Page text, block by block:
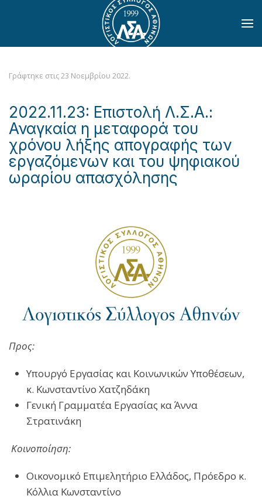
Skip to main content
Γράφτηκε στις23 Νοεμβρίου 2022.
2022.11.23: Επιστολή Λ.Σ.Α.:
Αναγκαία η μεταφορά του
χρόνου λήξης απογραφής των
εργαζόμενων και του ψηφιακού
ωραρίου απασχόλησης
Προς:
Υπουργό Εργασίας και Κοινωνικών Υποθέσεων,
κ. Κωνσταντίνο Χατζηδάκη
Γενική Γραμματέα Εργασίας κα Άννα
Στρατινάκη
Κοινοποίηση:
Οικονομικό Επιμελητήριο Ελλάδος, Πρόεδρο κ.
Κόλλια Κωνσταντίνο